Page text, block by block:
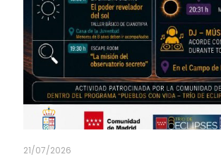
21/07/2026